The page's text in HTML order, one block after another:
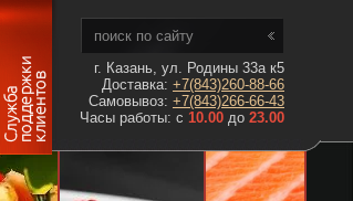
г. Казань, ул. Родины 33а к5
Доставка: +7(843)260-88-66
Самовывоз: +7(843)266-66-43
Часы работы: с 10.00 до 23.00